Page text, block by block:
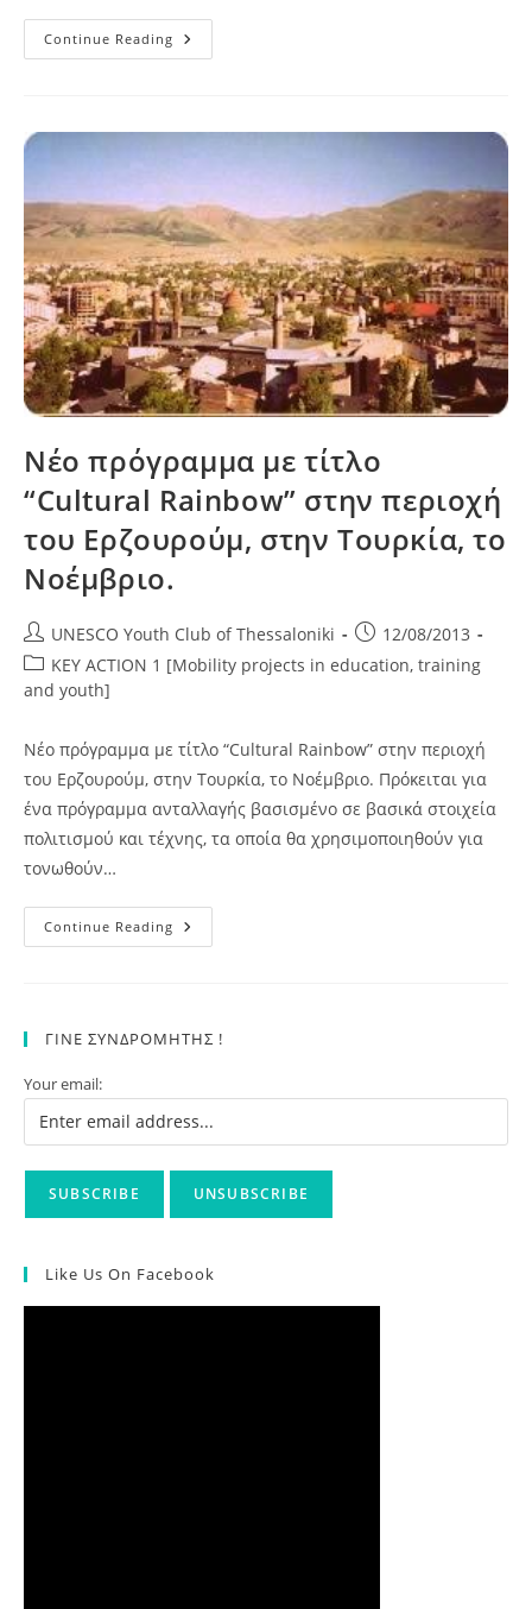
Continue Reading Νέο
Πρόγραμμα
Στην
Kokkola,
Στη
Φινλανδία,
15-
23
Ιανουαρίου
2014.
Νέο πρόγραμμα με τίτλο
“Cultural Rainbow” στην περιοχή
του Ερζουρούμ, στην Τουρκία, το
Νοέμβριο.
Post
author:
UNESCO Youth Club of Thessaloniki
Post
published:
12/08/2013
Post
category:
KEY ACTION 1 [Mobility projects in education, training
and youth]
Νέο πρόγραμμα με τίτλο “Cultural Rainbow” στην περιοχή
του Ερζουρούμ, στην Τουρκία, το Νοέμβριο. Πρόκειται για
ένα πρόγραμμα ανταλλαγής βασισμένο σε βασικά στοιχεία
πολιτισμού και τέχνης, τα οποία θα χρησιμοποιηθούν για
τονωθούν…
Continue Reading Νέο
Πρόγραμμα
Περιοχή
Στην
Το
Νοέμβριο.
ΓΙΝΕ ΣΥΝΔΡΟΜΗΤΗΣ !
Your email:
Like Us On Facebook